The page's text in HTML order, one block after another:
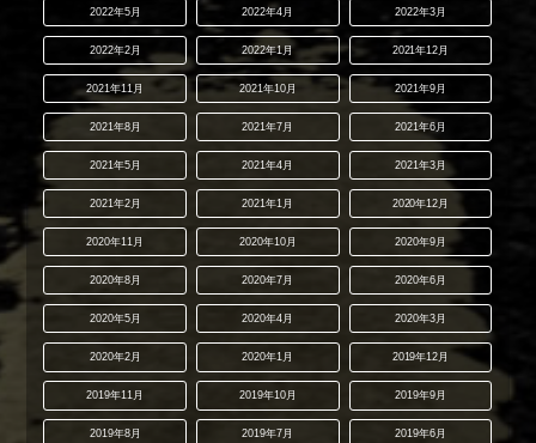
2022年5月 2022年4月 2022年3月
2022年2月 2022年1月 2021年12月
2021年11月 2021年10月 2021年9月
2021年8月 2021年7月 2021年6月
2021年5月 2021年4月 2021年3月
2021年2月 2021年1月 2020年12月
2020年11月 2020年10月 2020年9月
2020年8月 2020年7月 2020年6月
2020年5月 2020年4月 2020年3月
2020年2月 2020年1月 2019年12月
2019年11月 2019年10月 2019年9月
2019年8月 2019年7月 2019年6月